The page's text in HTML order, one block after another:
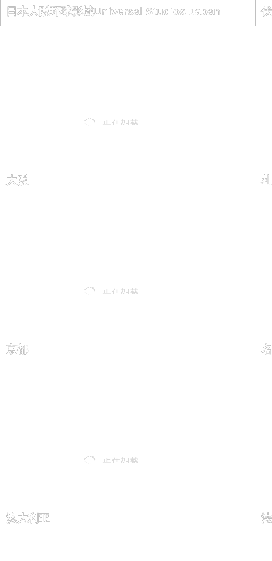
日本大阪环球影城Universal Studios Japan
大阪
京都
澳大利亚